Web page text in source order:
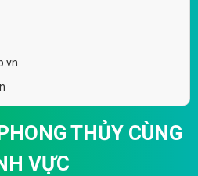
THỦY CÙNG
VỰC